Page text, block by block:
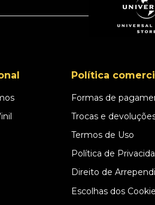
Política
Formas de
Trocas e
Termos de Uso
Política de
Direito de
Escolhas dos